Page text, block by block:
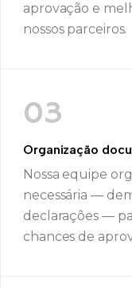
aprovação e
nossos parceiros.
03
Organização
Nossa equipe
necessária —
declarações —
chances de